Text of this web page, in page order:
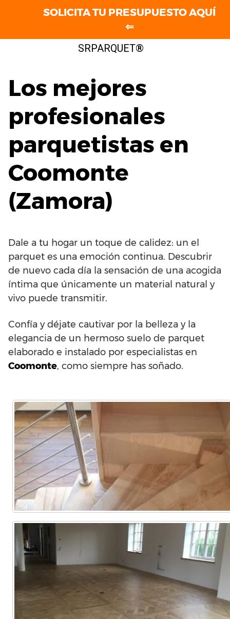
SRPARQUET®
Los mejores
profesionales
parquetistas en
Coomonte
(Zamora)
Dale a tu hogar un toque de calidez: un el
parquet es una emoción continua. Descubrir
de nuevo cada día la sensación de una acogida
íntima que únicamente un material natural y
vivo puede transmitir.
Confía y déjate cautivar por la belleza y la
elegancia de un hermoso suelo de parquet
elaborado e instalado por especialistas en
Coomonte, como siempre has soñado.
SOLICITA TU PRESUPUESTO AQUÍ
⇐